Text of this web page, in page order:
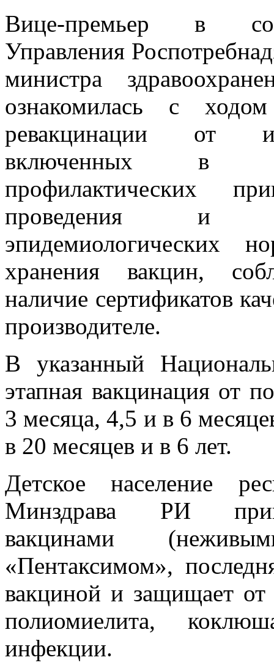
Вице-премьер в
Управления
министра
ознакомилась с
ревакцинации от
включенных в
профилактических
проведения и
эпидемиологических
хранения вакцин,
наличие сертификатов
производителе.
В указанный
этапная вакцинация от
3 месяца, 4,5 и в 6
в 20 месяцев и в 6 лет.
Детское население
Минздрава РИ
вакцинами
«Пентаксимом»,
вакциной и защищает от
полиомиелита,
инфекции.